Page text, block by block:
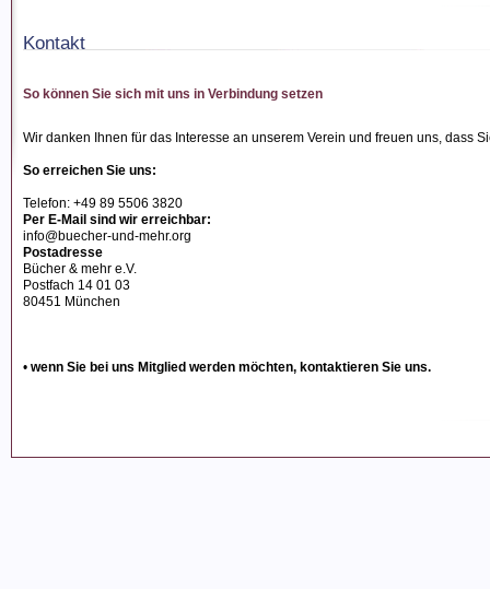
Kontakt
So können Sie sich mit uns in Verbindung setzen
Wir danken Ihnen für das Interesse an unserem Verein und freuen uns, dass
So erreichen Sie uns:
Telefon: +49 89 5506 3820
Per E-Mail sind wir erreichbar:
info@buecher-und-mehr.org
Postadresse
Bücher & mehr e.V.
Postfach 14 01 03
80451 München
• wenn Sie bei uns Mitglied werden möchten, kontaktieren Sie uns.